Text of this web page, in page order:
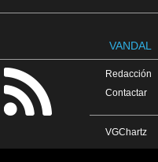
VANDAL
Redacción
Contactar
VGChartz